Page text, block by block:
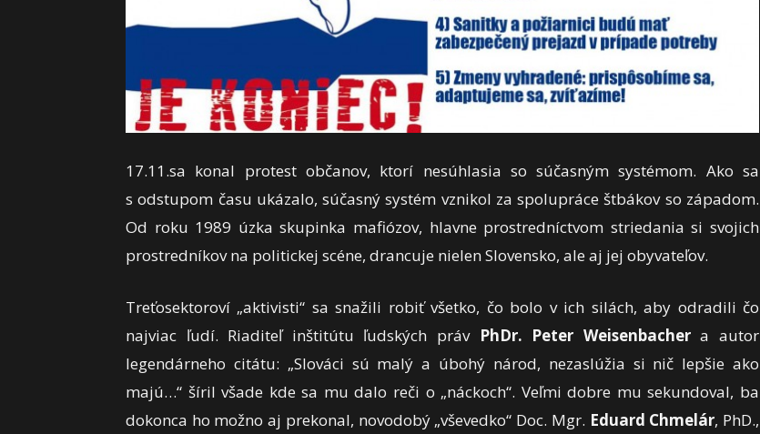
17.11.sa konal protest občanov, ktorí nesúhlasia so súčasným systémom. Ako sa
s odstupom času ukázalo, súčasný systém vznikol za spolupráce štbákov so západom.
Od roku 1989 úzka skupinka mafiózov, hlavne prostredníctvom striedania si svojich
prostredníkov na politickej scéne, drancuje nielen Slovensko, ale aj jej obyvateľov.
Treťosektoroví „aktivisti“ sa snažili robiť všetko, čo bolo v ich silách, aby odradili čo
najviac ľudí. Riaditeľ inštitútu ľudských práv PhDr. Peter Weisenbachera autor
legendárneho citátu: „Slováci sú malý a úbohý národ, nezaslúžia si nič lepšie ako
majú…“ šíril všade kde sa mu dalo reči o „náckoch“. Veľmi dobre mu sekundoval, ba
dokonca ho možno aj prekonal, novodobý „vševedko“ Doc. Mgr. Eduard Chmelár, PhD.,